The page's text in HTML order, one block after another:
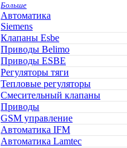
Больше
Автоматика
Siemens
Клапаны Esbe
Приводы Belimo
Приводы ESBE
Регуляторы тяги
Тепловые регуляторы
Cмесительный клапаны
Приводы
GSM управление
Автоматика IFM
Автоматика Lamtec